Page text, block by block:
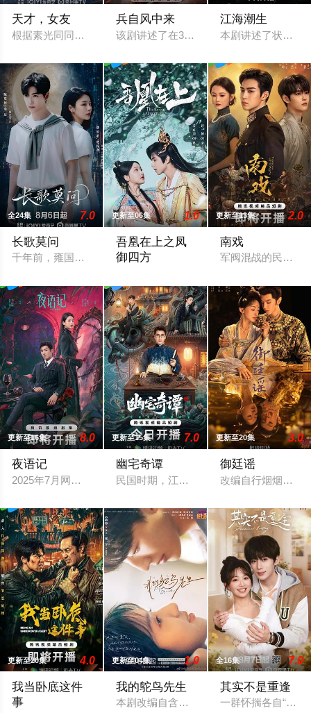
天才，女友
根据素光同同名小说改编。江逾白长大以后，林知夏忽然对他说
兵自风中来
该剧讲述了在396旅与陆军步兵学院联合
江海潮生
本剧讲述了状元实
全24集 7.0
长歌莫问
千年前，雍国泥塑世家楚门因进贡的“十二生肖”离奇流血炸裂
更新至06集 1.0
吾凰在上之凤
御四方
更新至13集 2.0
南戏
军阀混战的民国奉
更新至16集 8.0
夜语记
2025年7月网络剧备案当代 都市 海南越酷文化传媒有限公司
更新至15集 7.0
幽宅奇谭
民国时期，江淮与迅哥组成说书班子，偶
更新至20集 3.0
御廷谣
改编自行烟烟的同
更新至20集 4.0
我当卧底这件
事
更新至04集 1.0
我的鸵鸟先生
本剧改编自含胭的同名小说，讲述了邻家
全16集 7.0
其实不是重逢
一群怀揣各自“失